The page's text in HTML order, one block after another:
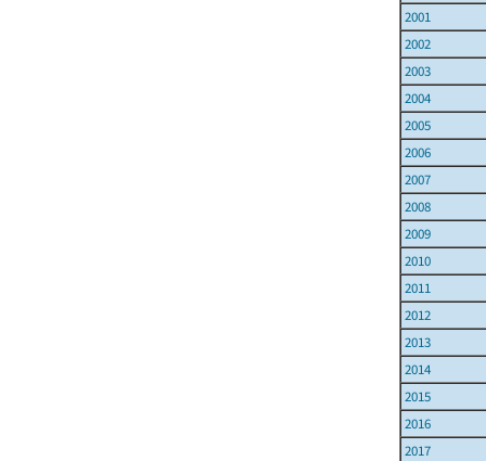
2001
2002
2003
2004
2005
2006
2007
2008
2009
2010
2011
2012
2013
2014
2015
2016
2017